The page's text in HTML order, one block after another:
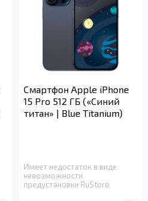
Смартфон Apple iPhone
15 Pro 512 ГБ («Синий
титан» | Blue Titanium)
Имеет недостаток в виде
невозможности
предустановки RuStore